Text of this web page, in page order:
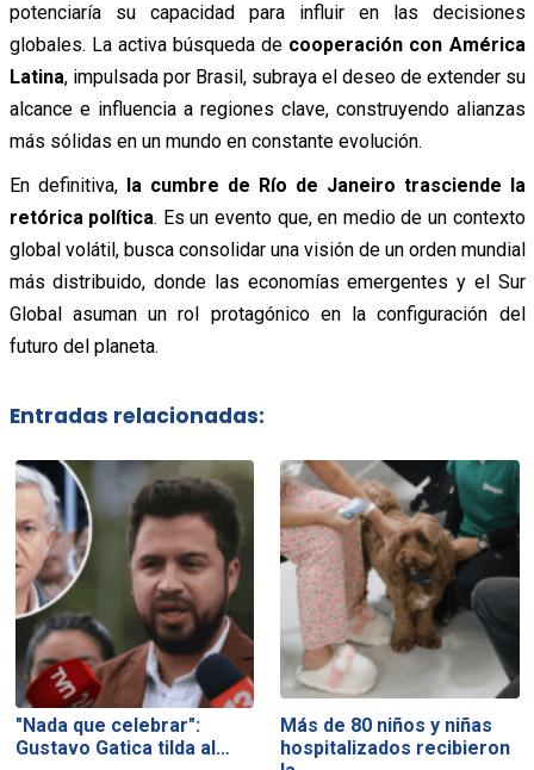
potenciaría su capacidad para influir en las decisiones
globales. La activa búsqueda de cooperación con América
Latina, impulsada por Brasil, subraya el deseo de extender su
alcance e influencia a regiones clave, construyendo alianzas
más sólidas en un mundo en constante evolución.
En definitiva,
la cumbre de Río de Janeiro trasciende la
retórica política. Es un evento que, en medio de un contexto
global volátil, busca consolidar una visión de un orden mundial
más distribuido, donde las economías emergentes y el Sur
Global asuman un rol protagónico en la configuración del
futuro del planeta.
Entradas relacionadas:
"Nada que celebrar":
Gustavo Gatica tilda al…
Más de 80 niños y niñas
hospitalizados recibieron